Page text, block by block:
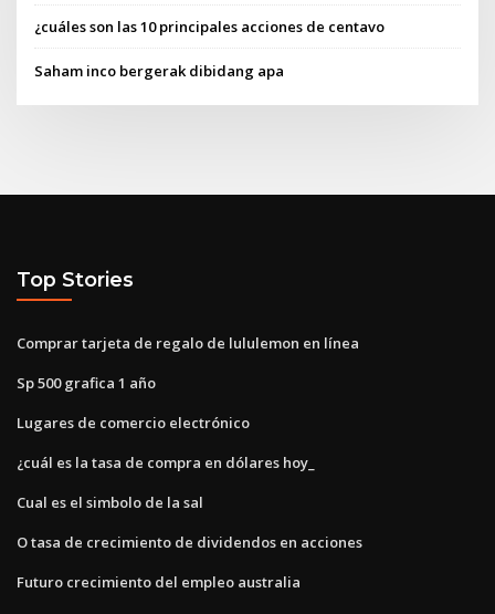
¿cuáles son las 10 principales acciones de centavo
Saham inco bergerak dibidang apa
Top Stories
Comprar tarjeta de regalo de lululemon en línea
Sp 500 grafica 1 año
Lugares de comercio electrónico
¿cuál es la tasa de compra en dólares hoy_
Cual es el simbolo de la sal
O tasa de crecimiento de dividendos en acciones
Futuro crecimiento del empleo australia